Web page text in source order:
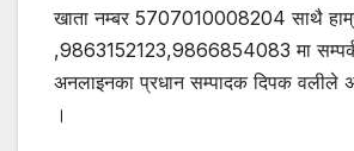
खाता नम्बर 5707010008204 साथै
,9863152123,9866854083 मा सम्पर्क
अनलाइनका प्रधान सम्पादक दिपक वलीले
।